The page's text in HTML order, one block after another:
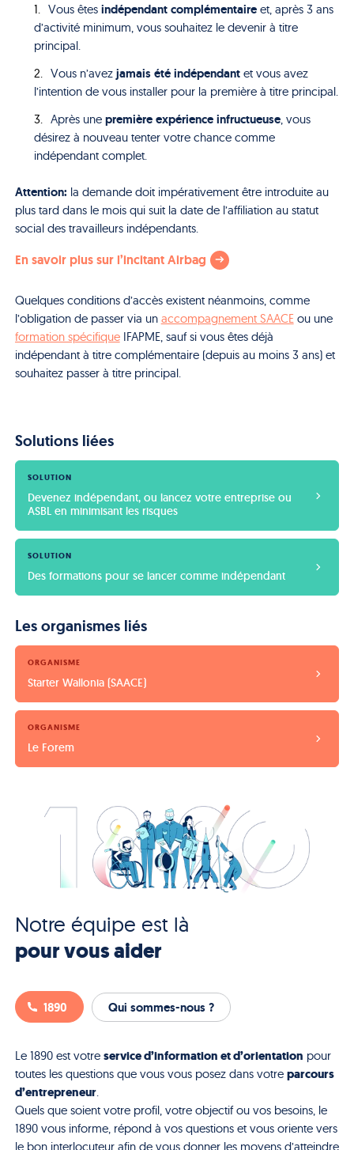
Vous êtes indépendant complémentaireet, après 3 ans
d’activité minimum, vous souhaitez le devenir à titre
principal.
Vous n’avez jamais été indépendantet vous avez
l’intention de vous installer pour la première à titre principal.
Après une première expérience infructueuse, vous
désirez à nouveau tenter votre chance comme
indépendant complet.
Attention: la demande doit impérativement être introduite au
plus tard dans le mois qui suit la date de l’affiliation au statut
social des travailleurs indépendants.
En savoir plus sur l’incitant Airbag
Quelques conditions d’accès existent néanmoins, comme
l’obligation de passer via un accompagnement SAACEou une
formation spécifiqueIFAPME, sauf si vous êtes déjà
indépendant à titre complémentaire (depuis au moins 3 ans) et
souhaitez passer à titre principal.
Solutions liées
SOLUTION
Devenez indépendant, ou lancez votre entreprise ou
ASBL en minimisant les risques
SOLUTION
Des formations pour se lancer comme indépendant
Les organismes liés
ORGANISME
Starter Wallonia (SAACE)
ORGANISME
Le Forem
Notre équipe est là
pour vous aider
1890 Qui sommes-nous ?
Le 1890 est votre service d’information et d’orientation pour
toutes les questions que vous vous posez dans votre parcours
d’entrepreneur.
Quels que soient votre profil, votre objectif ou vos besoins, le
1890 vous informe, répond à vos questions et vous oriente vers
le bon interlocuteur afin de vous donner les moyens d’atteindre